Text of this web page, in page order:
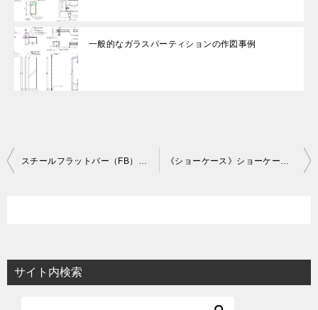
一般的なガラスパーティションの作図事例
投
ー
サイト内検索